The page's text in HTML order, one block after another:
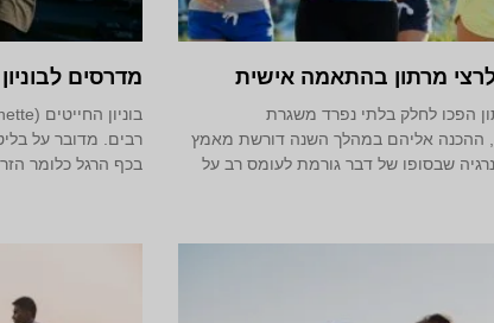
מרתון בהתאמה אישית
הפכו לחלק בלתי נפרד משגרת
ההכנה אליהם במהלך השנה דורשת מאמץ
שבסופו של דבר גורמת לעומס רב על
מדרסים
רבים. מדובר על
בכף הרגל כלומר